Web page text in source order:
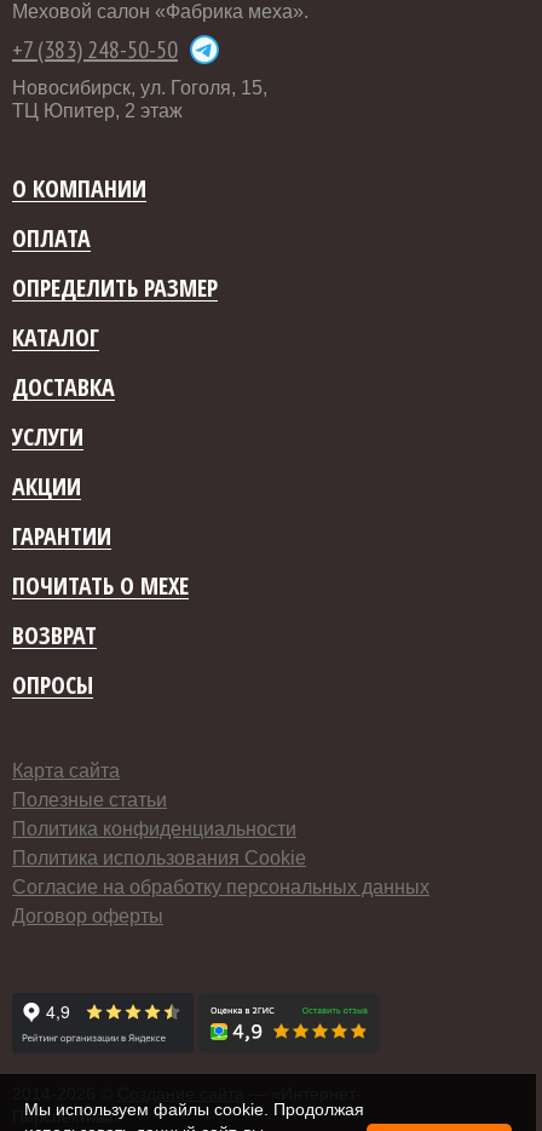
Меховой салон «Фабрика меха».
+7 (383) 248-50-50
Новосибирск, ул. Гоголя, 15,
ТЦ Юпитер, 2 этаж
О КОМПАНИИ
ОПЛАТА
ОПРЕДЕЛИТЬ РАЗМЕР
КАТАЛОГ
ДОСТАВКА
УСЛУГИ
АКЦИИ
ГАРАНТИИ
ПОЧИТАТЬ О МЕХЕ
ВОЗВРАТ
ОПРОСЫ
Карта сайта
Полезные статьи
Политика конфиденциальности
Политика использования Cookie
Согласие на обработку персональных данных
Договор оферты
Перспектива»
Мы используем файлы cookie. Продолжая